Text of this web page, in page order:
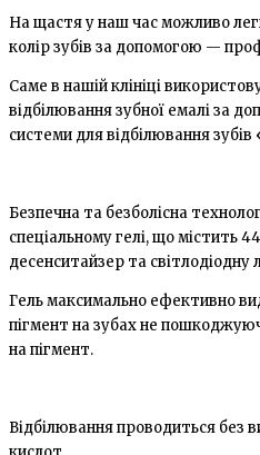
На щастя у наш час можливо
колір зубів за допомогою —
Саме в нашій клініці
відбілювання зубної емалі за
системи для відбілювання зубів
Безпечна та безболісна
спеціальному гелі, що містить
десенситайзер та світлодіодну
Гель максимально ефективно
пігмент на зубах не
на пігмент.
Відбілювання проводиться без